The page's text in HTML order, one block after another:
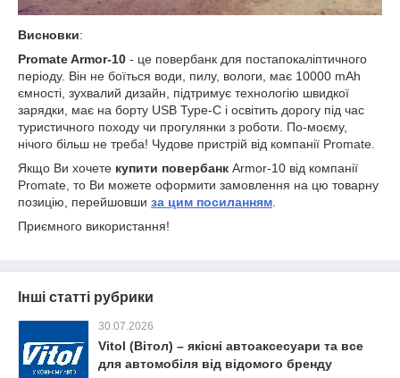
Висновки:
Promate Armor-10 - це повербанк для постапокаліптичного
періоду. Він не боїться води, пилу, вологи, має 10000 mAh
ємності, зухвалий дизайн, підтримує технологію швидкої
зарядки, має на борту USB Type-C і освітить дорогу під час
туристичного походу чи прогулянки з роботи. По-моєму,
нічого більш не треба! Чудове пристрій від компанії Promate.
Якщо Ви хочете купити повербанк Armor-10 від компанії
Promate, то Ви можете оформити замовлення на цю товарну
позицію, перейшовши за цим посиланням.
Приємного використання!
Інші статті рубрики
30.07.2026
Vitol (Вітол) – якісні автоаксесуари та все
для автомобіля від відомого бренду